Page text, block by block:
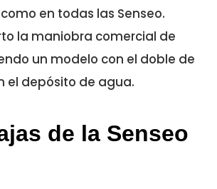
en todas las Senseo.
la maniobra comercial de
un modelo con el doble de
el depósito de agua.
de la Senseo